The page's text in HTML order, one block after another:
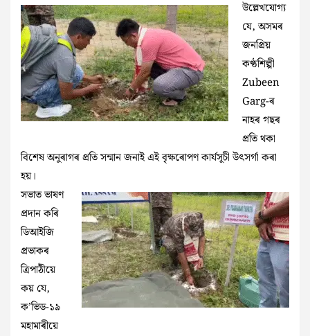
উল্লেখযোগ্য
যে, অসমৰ
জনপ্ৰিয়
কণ্ঠশিল্পী
Zubeen
Garg-ৰ
নাহৰ গছৰ
প্ৰতি থকা
বিশেষ অনুৰাগৰ প্ৰতি সন্মান জনাই এই বৃক্ষৰোপণ কাৰ্যসূচী উৎসৰ্গা কৰা
হয়।
সভাত ভাষণ
প্ৰদান কৰি
ডিআইজি
প্ৰভাকৰ
ত্ৰিপাঠীয়ে
কয় যে,
ক’ভিড-১৯
মহামাৰীয়ে